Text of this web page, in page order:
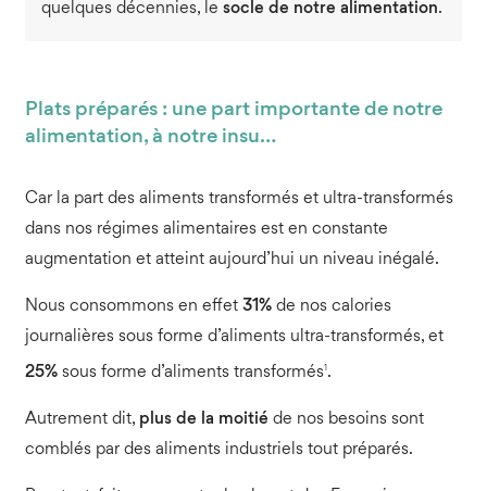
quelques décennies, le socle de notre alimentation.
Plats préparés : une part importante de notre
alimentation, à notre insu…
Car la part des aliments transformés et ultra-transformés
dans nos régimes alimentaires est en constante
augmentation et atteint aujourd’hui un niveau inégalé.
Nous consommons en effet 31%de nos calories
journalières sous forme d’aliments ultra-transformés, et
25%sous forme d’aliments transformés1.
Autrement dit, plus de la moitié de nos besoins sont
comblés par des aliments industriels tout préparés.